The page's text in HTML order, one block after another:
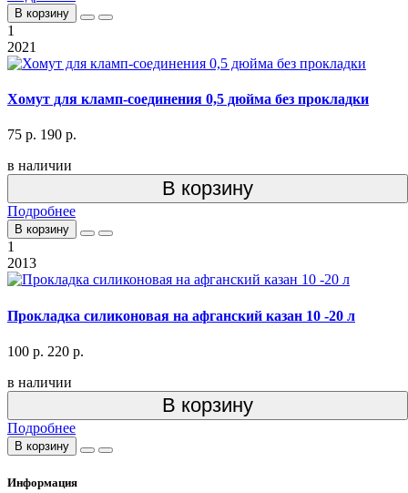
В корзину
1
2021
Хомут для кламп-соединения 0,5 дюйма без прокладки
75 р. 190 р.
в наличии
В корзину
Подробнее
В корзину
1
2013
Прокладка силиконовая на афганский казан 10 -20 л
100 р. 220 р.
в наличии
В корзину
Подробнее
В корзину
Информация